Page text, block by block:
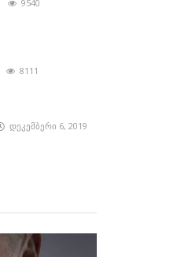
9540
8111
დეკემბერი 6, 2019